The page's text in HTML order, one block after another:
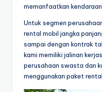
memanfaatkan
Untuk segmen
rental mobil jangka
sampai dengan kontrak
kami memiliki jalinan
perusahaan swasta dan
menggunakan paket